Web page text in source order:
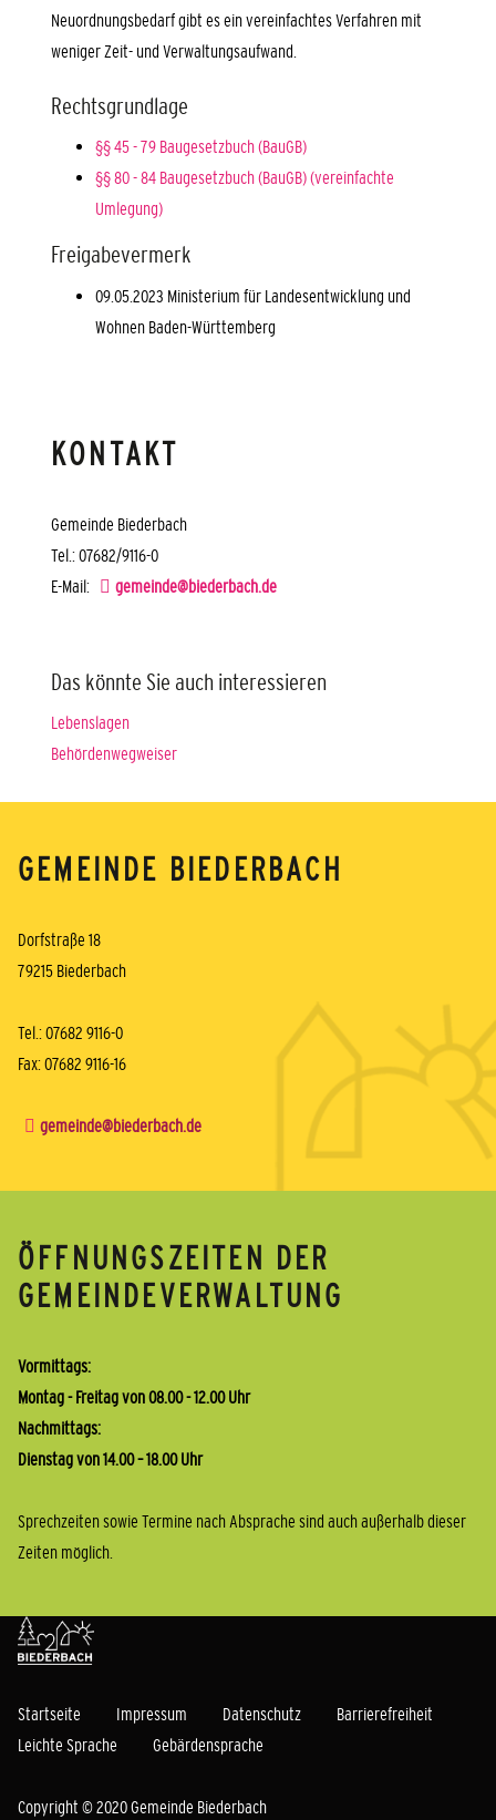
Neuordnungsbedarf gibt es ein vereinfachtes Verfahren mit
weniger Zeit- und Verwaltungsaufwand.
Rechtsgrundlage
§§ 45 - 79 Baugesetzbuch (BauGB)
§§ 80 - 84 Baugesetzbuch (BauGB) (vereinfachte
Umlegung)
Freigabevermerk
09.05.2023 Ministerium für Landesentwicklung und
Wohnen Baden-Württemberg
KONTAKT
Gemeinde Biederbach
Tel.: 07682/9116-0
E-Mail:
gemeinde@biederbach.de
Das könnte Sie auch interessieren
Lebenslagen
Behördenwegweiser
GEMEINDE BIEDERBACH
Dorfstraße 18
79215 Biederbach
Tel.: 07682 9116-0
Fax: 07682 9116-16
gemeinde@biederbach.de
ÖFFNUNGSZEITEN DER
GEMEINDEVERWALTUNG
Vormittags:
Montag - Freitag von 08.00 - 12.00 Uhr
Nachmittags:
Dienstag von 14.00 – 18.00 Uhr
Sprechzeiten sowie Termine nach Absprache sind auch außerhalb dieser
Zeiten möglich.
Startseite Impressum Datenschutz
Barrierefreiheit
Leichte Sprache
Gebärdensprache
Copyright © 2020 Gemeinde Biederbach